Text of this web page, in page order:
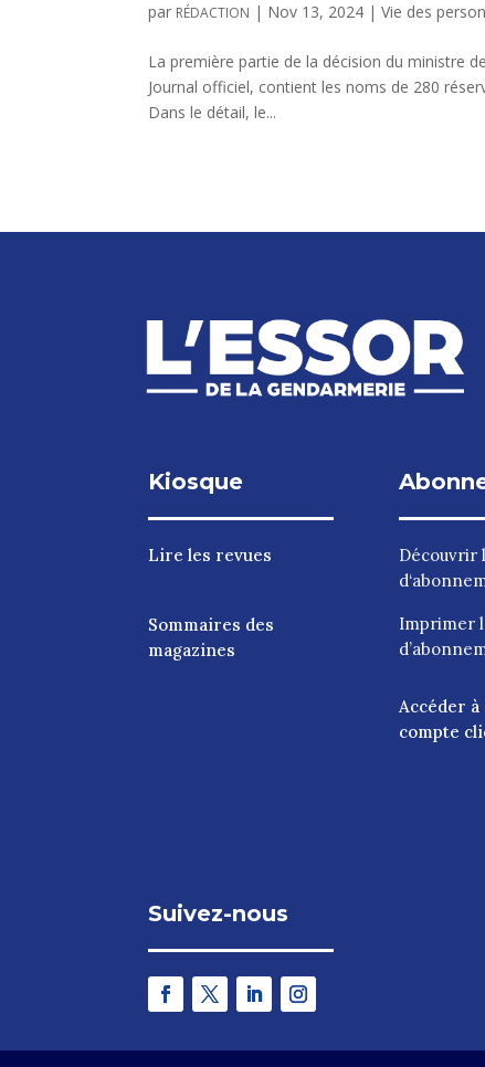
par RÉDACTION | Nov 13, 2024 |Vie des
La première partie de la décision du ministre
Journal officiel, contient les noms de 280
Dans le détail, le...
Kiosque
Lire les revues
Sommaires des
magazines
Découvrir
Imprimer
Accéder à
compte
Suivez-nous